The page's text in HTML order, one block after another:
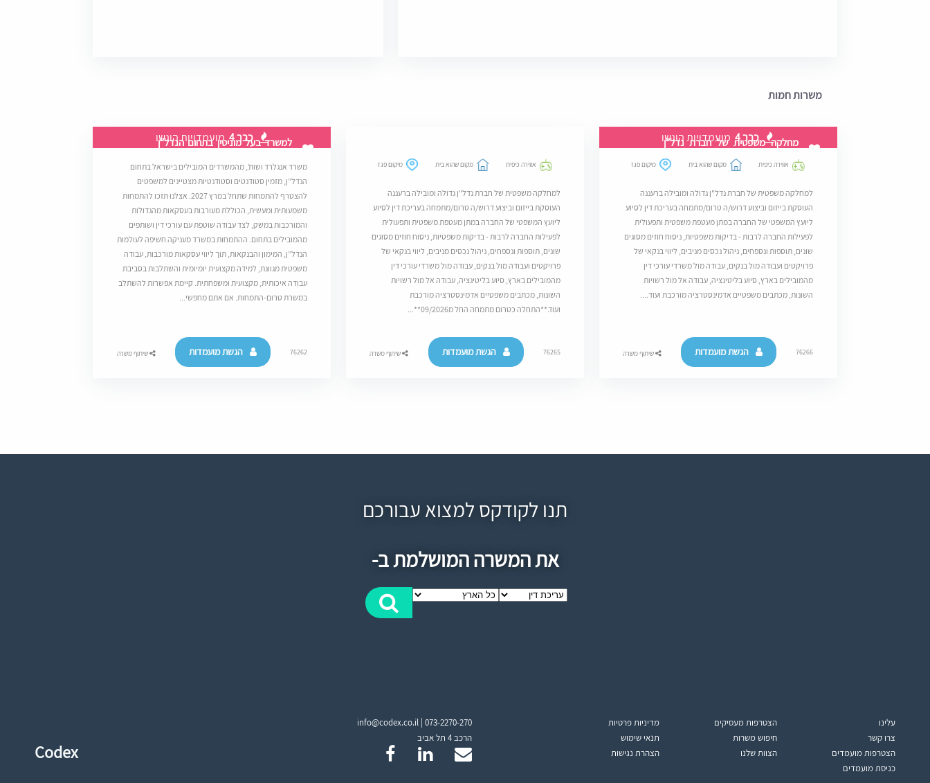
משרות חמות
כבר 4 מועמדויות הוגשו
מחלקה משפטית של חברת נדל"ן
אווירה כיפית מקום שהוא בית מיקום פגז
למחלקה משפטית של חברת נדל"ן גדולה ומובילה ברעננה
העוסקת בייזום וביצוע דרוש/ה טרום/מתמחה בעריכת דין לסיוע
ליועץ המשפטי של החברה במתן מעטפת משפטית ותפעולית
לפעילות החברה לרבות - בדיקות משפטיות, ניסוח חוזים מסוגים
שונים, תוספות ונספחים, ניהול נכסים מניבים, ליווי בנקאי של
פרויקטים ועבודה מול בנקים, עבודה מול משרדי עורכי דין
מהמובילים בארץ, סיוע בליטיגציה, עבודה אל מול רשויות
השונות, מכתבים משפטיים אדמינסטרציה מורכבת ועוד....
76266 הגשת מועמדות שיתוף משרה
אווירה כיפית מקום שהוא בית מיקום פגז
למחלקה משפטית של חברת נדל"ן גדולה ומובילה ברעננה
העוסקת בייזום וביצוע דרוש/ה טרום/מתמחה בעריכת דין לסיוע
ליועץ המשפטי של החברה במתן מעטפת משפטית ותפעולית
לפעילות החברה לרבות - בדיקות משפטיות, ניסוח חוזים מסוגים
שונים, תוספות ונספחים, ניהול נכסים מניבים, ליווי בנקאי של
פרויקטים ועבודה מול בנקים, עבודה מול משרדי עורכי דין
מהמובילים בארץ, סיוע בליטיגציה, עבודה אל מול רשויות
השונות, מכתבים משפטיים אדמינסטרציה מורכבת
ועוד.**התחלה כטרום מתמחה החל מ09/2026**...
76265 הגשת מועמדות שיתוף משרה
כבר 4 מועמדויות הוגשו
למשרד בעל מוניטין בתחום הנדל"ן
משרד אנגלרד ושות’, מהמשרדים המובילים בישראל בתחום
הנדל”ן, מזמין סטודנטים וסטודנטיות מצטיינים למשפטים
להצטרף להתמחות שתחל במרץ 2027. אצלנו תזכו להתמחות
משמעותית ומעשית, הכוללת מעורבות בעסקאות מהגדולות
והמורכבות במשק, לצד עבודה שוטפת עם עורכי דין ושותפים
מהמובילים בתחום. ההתמחות במשרד מעניקה חשיפה לעולמות
הנדל”ן, המימון והבנקאות, תוך ליווי עסקאות מורכבות, עבודה
משפטית מגוונת, למידה מקצועית יומיומית והשתלבות בסביבת
עבודה איכותית, מקצועית ומשפחתית. קיימת אפשרות להשתלב
במשרת טרום-התמחות. אם אתם מחפשי...
76262 הגשת מועמדות שיתוף משרה
תנו לקודקס למצוא עבורכם
את המשרה המושלמת ב-
עלינו
צרו קשר
הצטרפות מועמדים
כניסת מועמדים
הצטרפות מעסיקים
חיפוש משרות
הצוות שלנו
מדיניות פרטיות
תנאי שימוש
הצהרת נגישות
info@codex.co.il | 073-2270-270
הרכב 4 תל אביב
Codex